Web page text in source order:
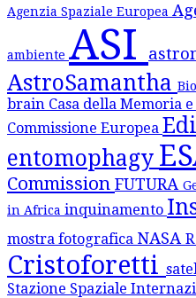
Agenzia Spaziale Europea
ambiente ASI
AstroSamantha
brain Casa della Memoria
Commissione Europea
entomophagy
Commission FUTURA
in Africa inquinamento
mostra fotografica NASA
Cristoforetti
Stazione Spaziale